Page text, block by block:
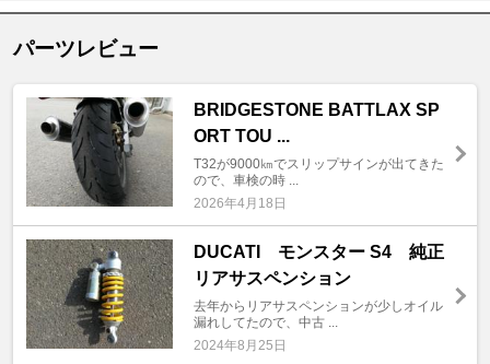
パーツレビュー
BRIDGESTONE BATTLAX SP
ORT TOU ...
T32が9000㎞でスリップサインが出てきた
ので、車検の時 ...
2026年4月18日
DUCATI モンスター S4 純正
リアサスペンション
去年からリアサスペンションが少しオイル
漏れしてたので、中古 ...
2024年8月25日